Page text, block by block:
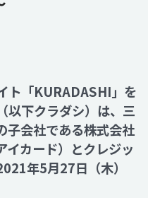
ト「KURADASHI」を
以下クラダシ）は、三
子会社である株式会社
イカード）とクレジッ
年5月27日（木）